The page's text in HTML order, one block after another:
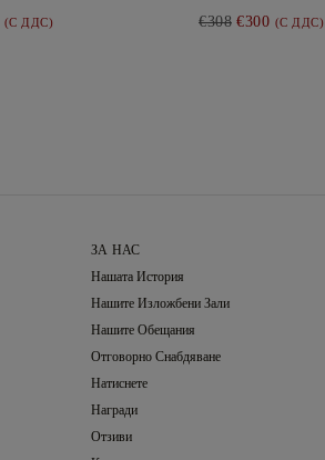
(С ДДС) €308 €300 (С ДДС)
ЗА НАС
Нашата История
Нашите Изложбени Зали
Нашите Обещания
Отговорно Снабдяване
Натиснете
Награди
Отзиви